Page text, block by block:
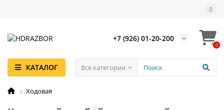
+7 (926) 01-20-200
0
КАТАЛОГ Все категории
Ходовая